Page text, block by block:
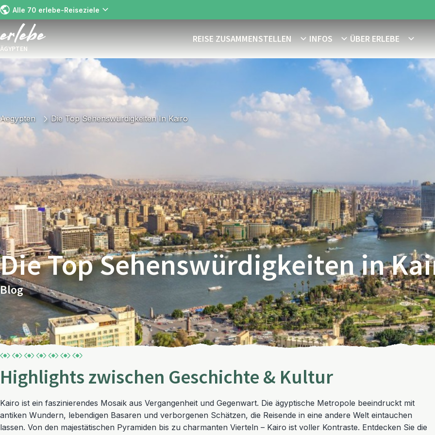
Alle 70 erlebe-Reiseziele
ÄGYPTEN
REISE ZUSAMMENSTELLEN INFOS ÜBER ERLEBE
Aegypten Die Top Sehenswürdigkeiten In Kairo
Die Top Sehenswürdigkeiten in
Blog
Highlights zwischen Geschichte & Kultur
Kairo ist ein faszinierendes Mosaik aus Vergangenheit und Gegenwart. Die ägyptische Metropole beeindruckt mit
antiken Wundern, lebendigen Basaren und verborgenen Schätzen, die Reisende in eine andere Welt eintauchen
lassen. Von den majestätischen Pyramiden bis zu charmanten Vierteln – Kairo ist voller Kontraste. Entdecken Sie die